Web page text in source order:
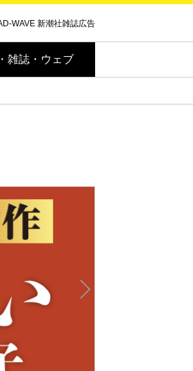
WAVE 新潮社雑誌広告
雑誌・ウェブ